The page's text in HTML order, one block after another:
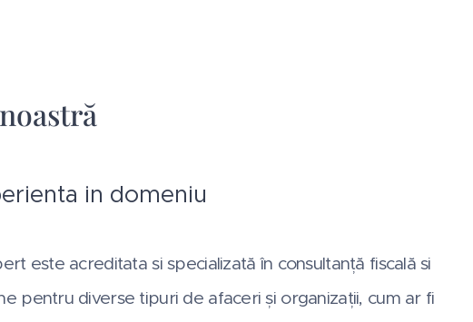
in domeniu
este acreditata si specializată în consultanță fiscală si
pentru diverse tipuri de afaceri și organizații, cum ar fi